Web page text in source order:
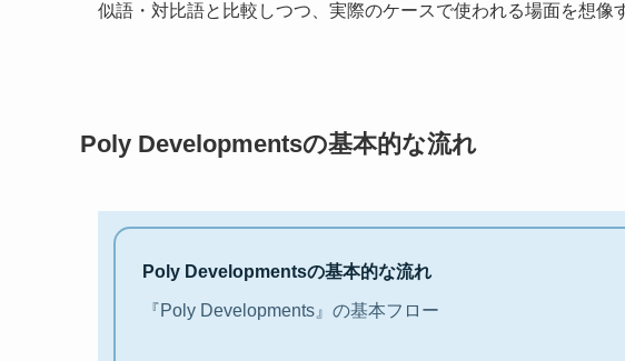
似語・対比語と比較しつつ、実際のケースで使われる場面を想像
Poly Developmentsの基本的な流れ
Poly Developmentsの基本的な流れ
『Poly Developments』の基本フロー